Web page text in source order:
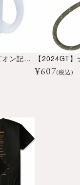
【2024GT】チャンピオン記念フロストマグカップ
¥607(税込)